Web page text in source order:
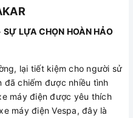
LỰA CHỌN HOÀN HẢO
lại tiết kiệm cho người sử
đã chiếm được nhiều tình
máy điện được yêu thích
máy điện Vespa, đây là